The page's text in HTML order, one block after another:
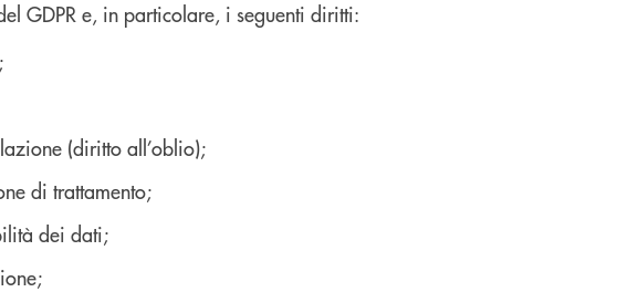
GDPR e, in particolare, i seguenti diritti:
(diritto all’oblio);
di trattamento;
dei dati;